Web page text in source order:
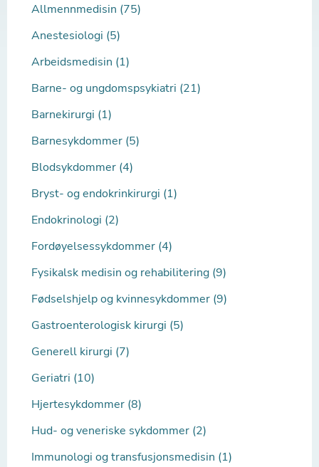
Allmennmedisin (75)
Anestesiologi (5)
Arbeidsmedisin (1)
Barne- og ungdomspsykiatri (21)
Barnekirurgi (1)
Barnesykdommer (5)
Blodsykdommer (4)
Bryst- og endokrinkirurgi (1)
Endokrinologi (2)
Fordøyelsessykdommer (4)
Fysikalsk medisin og rehabilitering (9)
Fødselshjelp og kvinnesykdommer (9)
Gastroenterologisk kirurgi (5)
Generell kirurgi (7)
Geriatri (10)
Hjertesykdommer (8)
Hud- og veneriske sykdommer (2)
Immunologi og transfusjonsmedisin (1)